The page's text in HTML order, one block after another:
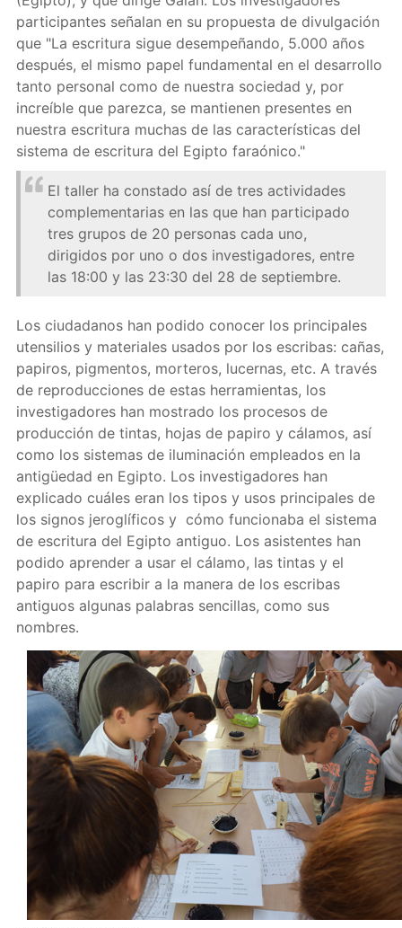
participantes señalan en su propuesta de divulgación
que "La escritura sigue desempeñando, 5.000 años
después, el mismo papel fundamental en el desarrollo
tanto personal como de nuestra sociedad y, por
increíble que parezca, se mantienen presentes en
nuestra escritura muchas de las características del
sistema de escritura del Egipto faraónico."
El taller ha constado así de tres actividades
complementarias en las que han participado
tres grupos de 20 personas cada uno,
dirigidos por uno o dos investigadores, entre
las 18:00 y las 23:30 del 28 de septiembre.
Los ciudadanos han podido conocer los principales
utensilios y materiales usados por los escribas: cañas,
papiros, pigmentos, morteros, lucernas, etc. A través
de reproducciones de estas herramientas, los
investigadores han mostrado los procesos de
producción de tintas, hojas de papiro y cálamos, así
como los sistemas de iluminación empleados en la
antigüedad en Egipto. Los investigadores han
explicado cuáles eran los tipos y usos principales de
los signos jeroglíficos y cómo funcionaba el sistema
de escritura del Egipto antiguo. Los asistentes han
podido aprender a usar el cálamo, las tintas y el
papiro para escribir a la manera de los escribas
antiguos algunas palabras sencillas, como sus
nombres.